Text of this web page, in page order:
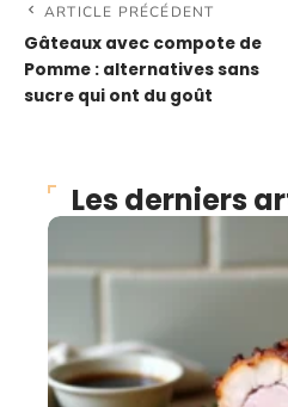
ARTICLE PRÉCÉDENT
Gâteaux avec compote de
Pomme : alternatives sans
sucre qui ont du goût
Les derniers